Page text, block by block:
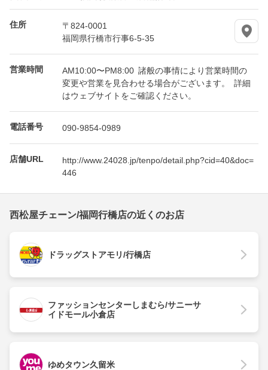
住所
〒824-0001
福岡県行橋市行事6-5-35
営業時間
AM10:00〜PM8:00 諸般の事情により営業時間の
変更や営業を見合わせる場合がございます。 詳細
はウェブサイトをご確認ください。
電話番号 090-9854-0989
店舗URL
http://www.24028.jp/tenpo/detail.php?cid=40&doc=
446
西松屋チェーン/福岡行橋店の近くのお店
ドラッグストアモリ/行橋店
ファッションセンターしまむら/サニーサ
イドモール小倉店
ゆめタウン久留米